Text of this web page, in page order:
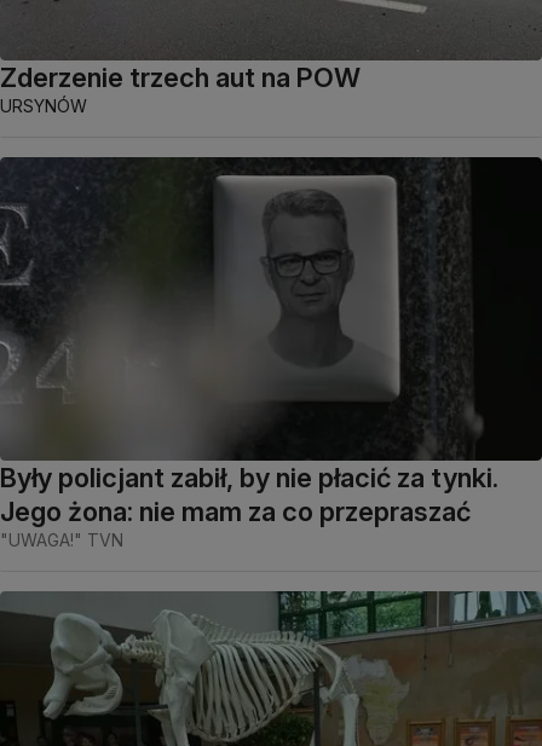
Zderzenie trzech aut na POW
URSYNÓW
Były policjant zabił, by nie płacić za tynki.
Jego żona: nie mam za co przepraszać
"UWAGA!" TVN